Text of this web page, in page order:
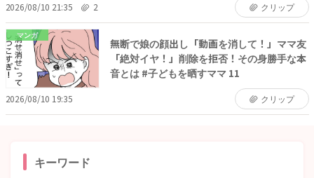
2026/08/10 21:35 2 クリップ
マンガ
無断で娘の顔出し「動画を消して！」ママ友
「絶対イヤ！」削除を拒否！その身勝手な本
音とは #子どもを晒すママ 11
2026/08/10 19:35 クリップ
キーワード